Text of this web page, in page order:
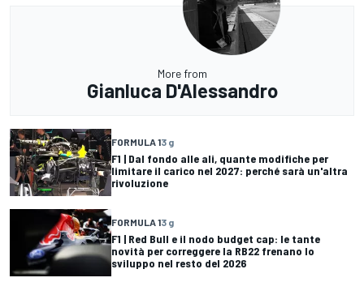
More from
Gianluca D'Alessandro
FORMULA 13 g
F1 | Dal fondo alle ali, quante modifiche per
limitare il carico nel 2027: perché sarà un'altra
rivoluzione
FORMULA 13 g
F1 | Red Bull e il nodo budget cap: le tante
novità per correggere la RB22 frenano lo
sviluppo nel resto del 2026